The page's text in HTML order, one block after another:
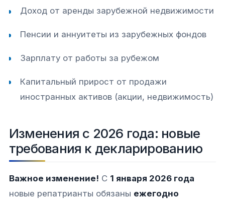
Доход от аренды зарубежной недвижимости​
Пенсии и аннуитеты из зарубежных фондов​
Зарплату от работы за рубежом​
Капитальный прирост от продажи
иностранных активов (акции, недвижимость)​
Изменения с 2026 года: новые
требования к декларированию
Важное изменение! С 1 января 2026 года
новые репатрианты обязаны ежегодно